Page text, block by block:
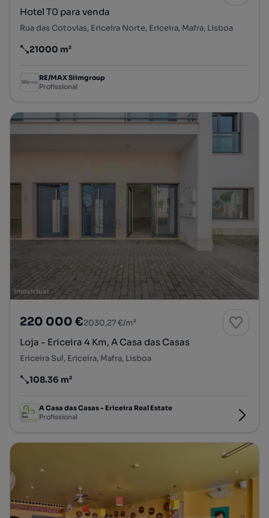
Hotel T0 para venda
Rua das Cotovias, Ericeira Norte, Ericeira, Mafra, Lisboa
Preço por metro quadrado
21000 m²
RE/MAX Siimgroup
Profissional
220 000 €2030,27 €/m²
Loja - Ericeira 4 Km, A Casa das Casas
Ericeira Sul, Ericeira, Mafra, Lisboa
Preço por metro quadrado
108.36 m²
A Casa das Casas - Ericeira Real Estate
Profissional